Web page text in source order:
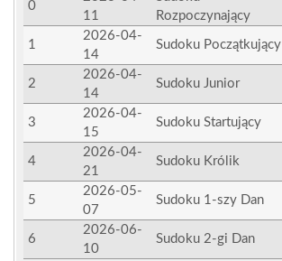
0
11
Rozpoczynający
1
2026-04-
14
Sudoku Początkujący
2
2026-04-
14
Sudoku Junior
3
2026-04-
15
Sudoku Startujący
4
2026-04-
21
Sudoku Królik
5
2026-05-
07
Sudoku 1-szy Dan
6
2026-06-
10
Sudoku 2-gi Dan